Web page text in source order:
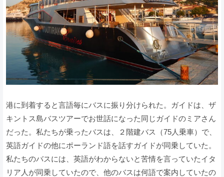
港に到着すると言語毎にバスに振り分けられた。ガイドは、ザ
キントス島バスツアーでお世話になった同じガイドのミアさん
だった。私たちが乗ったバスは、２階建バス（75人乗車）で、
英語ガイドの他にポーランド語を話すガイドが同乗していた。
私たちのバスには、英語がわからないと苦情を言っていたイタ
リア人が同乗していたので、他のバスは何語で案内していたの